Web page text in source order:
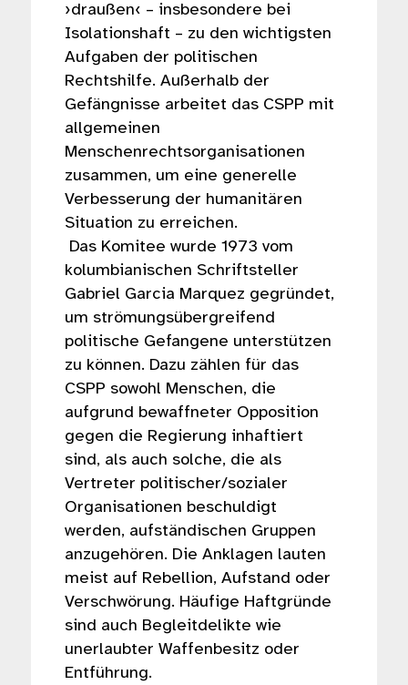
›draußen‹ – insbesondere bei
Isolationshaft – zu den wichtigsten
Aufgaben der politischen
Rechtshilfe. Außerhalb der
Gefängnisse arbeitet das CSPP mit
allgemeinen
Menschenrechtsorganisationen
zusammen, um eine generelle
Verbesserung der humanitären
Situation zu erreichen.
Das Komitee wurde 1973 vom
kolumbianischen Schriftsteller
Gabriel Garcia Marquez gegründet,
um strömungsübergreifend
politische Gefangene unterstützen
zu können. Dazu zählen für das
CSPP sowohl Menschen, die
aufgrund bewaffneter Opposition
gegen die Regierung inhaftiert
sind, als auch solche, die als
Vertreter politischer/sozialer
Organisationen beschuldigt
werden, aufständischen Gruppen
anzugehören. Die Anklagen lauten
meist auf Rebellion, Aufstand oder
Verschwörung. Häufige Haftgründe
sind auch Begleitdelikte wie
unerlaubter Waffenbesitz oder
Entführung.